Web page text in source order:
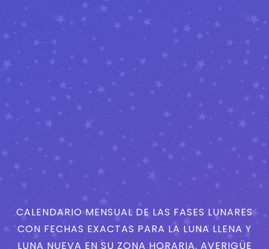
CALENDARIO MENSUAL DE LAS FASES LUNARES
CON FECHAS EXACTAS PARA LA LUNA LLENA Y
LUNA NUEVA EN SU ZONA HORARIA. AVERIGÜE